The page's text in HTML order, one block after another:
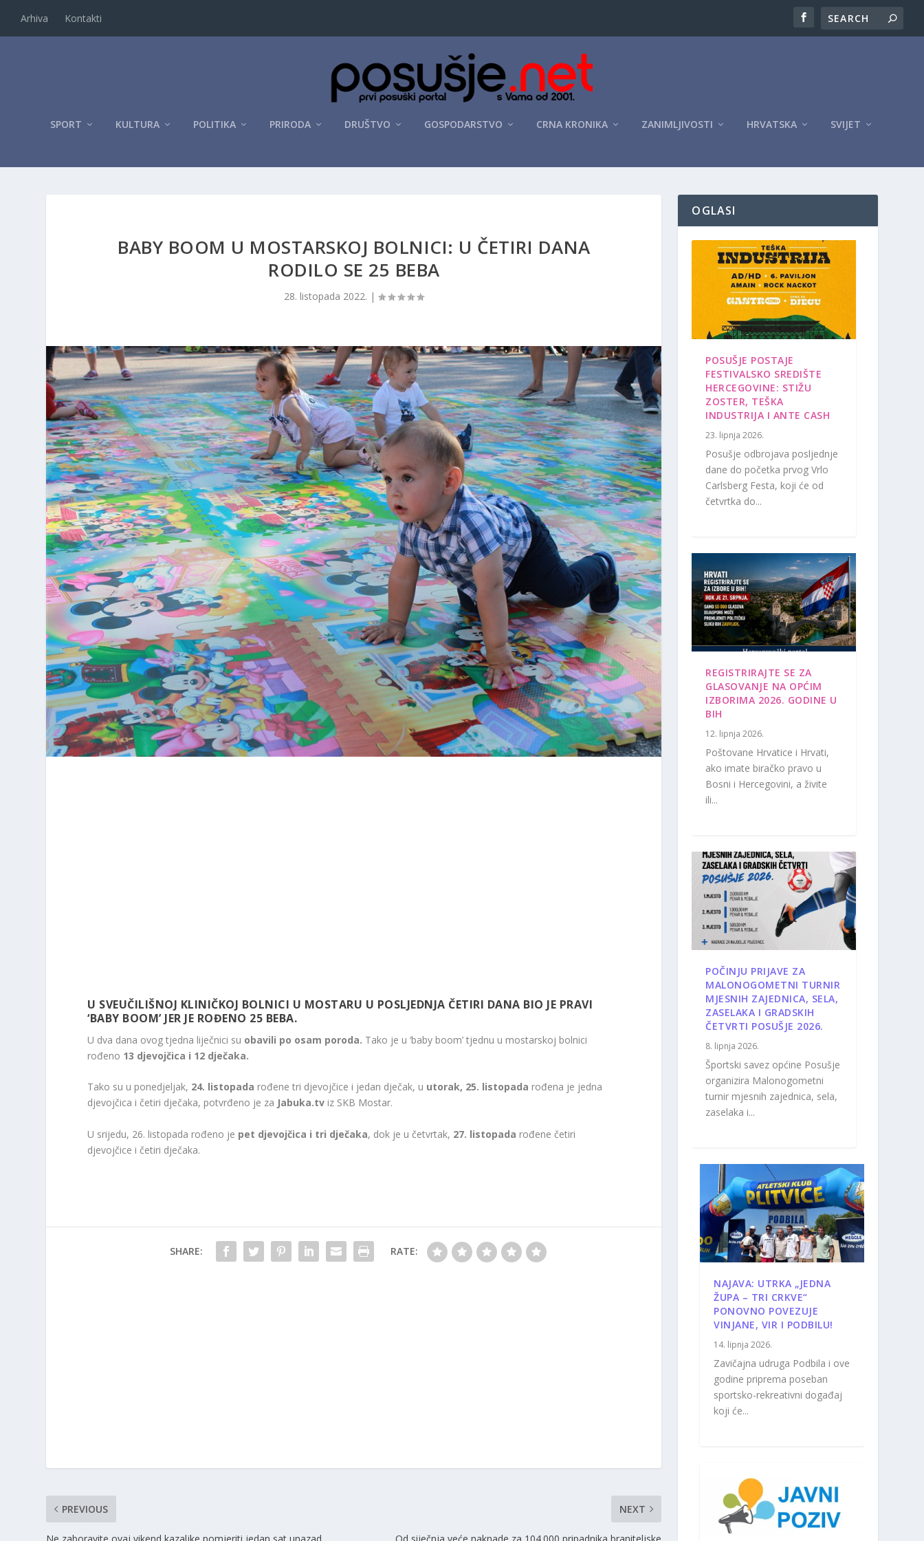
Arhiva Kontakti
SPORT KULTURA POLITIKA PRIRODA DRUŠTVO GOSPODARSTVO CRNA KRONIKA ZANIMLJIVOSTI HRVATSKA SVIJET
BABY BOOM U MOSTARSKOJ BOLNICI: U ČETIRI DANA
RODILO SE 25 BEBA
28. listopada 2022. |
U SVEUČILIŠNOJ KLINIČKOJ BOLNICI U MOSTARU U POSLJEDNJA ČETIRI DANA BIO JE PRAVI
‘BABY BOOM’ JER JE ROĐENO 25 BEBA.
U dva dana ovog tjedna liječnici su obavili po osam poroda. Tako je u ‘baby boom’ tjednu u mostarskoj bolnici
rođeno 13 djevojčica i 12 dječaka.
Tako su u ponedjeljak, 24. listopada rođene tri djevojčice i jedan dječak, u utorak, 25. listopada rođena je jedna
djevojčica i četiri dječaka, potvrđeno je za Jabuka.tv iz SKB Mostar.
U srijedu, 26. listopada rođeno je pet djevojčica i tri dječaka, dok je u četvrtak, 27. listopada rođene četiri
djevojčice i četiri dječaka.
SHARE: RATE:
PREVIOUS
Ne zaboravite ovaj vikend kazaljke pomjeriti jedan sat unazad
NEXT
Od siječnja veće naknade za 104.000 pripadnika braniteljske
OGLASI
POSUŠJE POSTAJE
FESTIVALSKO SREDIŠTE
HERCEGOVINE: STIŽU
ZOSTER, TEŠKA
INDUSTRIJA I ANTE CASH
23. lipnja 2026.
Posušje odbrojava posljednje
dane do početka prvog Vrlo
Carlsberg Festa, koji će od
četvrtka do...
REGISTRIRAJTE SE ZA
GLASOVANJE NA OPĆIM
IZBORIMA 2026. GODINE U
BIH
12. lipnja 2026.
Poštovane Hrvatice i Hrvati,
ako imate biračko pravo u
Bosni i Hercegovini, a živite
ili...
POČINJU PRIJAVE ZA
MALONOGOMETNI TURNIR
MJESNIH ZAJEDNICA, SELA,
ZASELAKA I GRADSKIH
ČETVRTI POSUŠJE 2026.
8. lipnja 2026.
Športski savez općine Posušje
organizira Malonogometni
turnir mjesnih zajednica, sela,
zaselaka i...
NAJAVA: UTRKA „JEDNA
ŽUPA – TRI CRKVE“
PONOVNO POVEZUJE
VINJANE, VIR I PODBILU!
14. lipnja 2026.
Zavičajna udruga Podbila i ove
godine priprema poseban
sportsko-rekreativni događaj
koji će...